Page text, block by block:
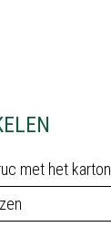
met het karton